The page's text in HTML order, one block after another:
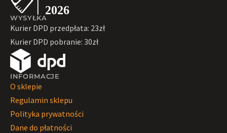
WYSYŁKA
Kurier DPD przedpłata: 23zł
Kurier DPD pobranie: 30zł
INFORMACJE
O sklepie
Regulamin sklepu
Polityka prywatności
Dane do płatności